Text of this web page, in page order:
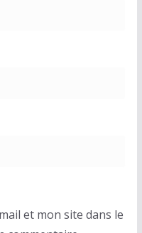
et mon site dans le